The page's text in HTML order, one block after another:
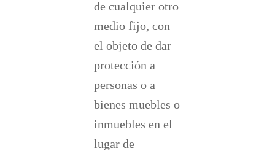
de cualquier otro
medio fijo, con
el objeto de dar
protección a
personas o a
bienes muebles o
inmuebles en el
lugar de